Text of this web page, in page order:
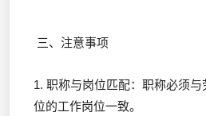
三、注意事项
1. 职称与岗位匹配：职称必须
位的工作岗位一致。